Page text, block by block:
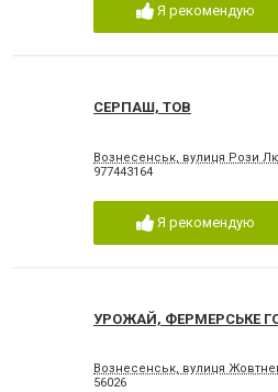
Я рекомендую
СЕРПАШ, ТОВ
Вознесенськ, вулиця Рози
977443164
Я рекомендую
УРОЖАЙ, ФЕРМЕРСЬКЕ
Вознесенськ, вулиця
56026